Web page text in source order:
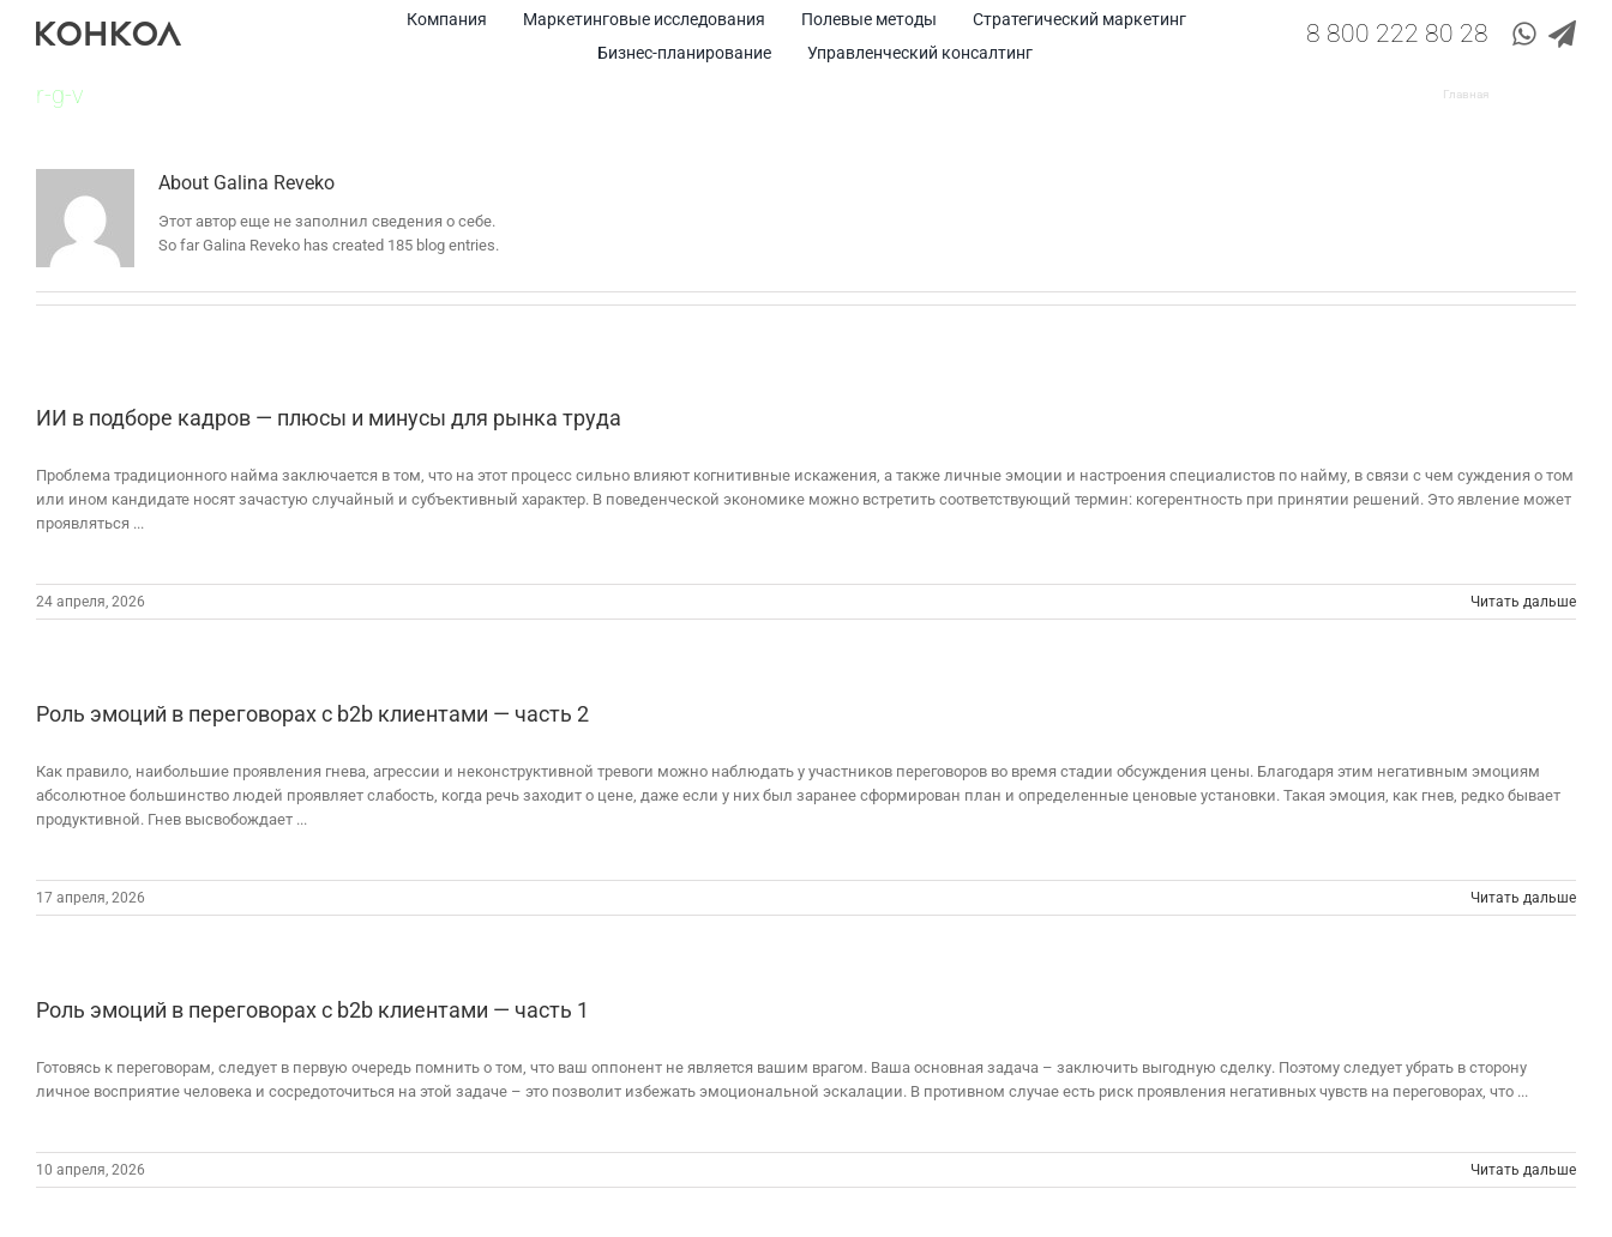
Компания Маркетинговые исследования Полевые методы
Стратегический маркетинг
Бизнес-планирование
Управленческий консалтинг
8 800 222 80 28
r-g-v Главная
About Galina Reveko
Этот автор еще не заполнил сведения о себе.
So far Galina Reveko has created 185 blog entries.
ИИ в подборе кадров — плюсы и минусы для рынка труда
Проблема традиционного найма заключается в том, что на этот процесс сильно влияют когнитивные искажения, а также личные эмоции и настроения специалистов по найму, в связи с чем суждения о том
или ином кандидате носят зачастую случайный и субъективный характер. В поведенческой экономике можно встретить соответствующий термин: когерентность при принятии решений. Это явление может
проявляться ...
24 апреля, 2026 Читать дальше
Роль эмоций в переговорах с b2b клиентами — часть 2
Как правило, наибольшие проявления гнева, агрессии и неконструктивной тревоги можно наблюдать у участников переговоров во время стадии обсуждения цены. Благодаря этим негативным эмоциям
абсолютное большинство людей проявляет слабость, когда речь заходит о цене, даже если у них был заранее сформирован план и определенные ценовые установки. Такая эмоция, как гнев, редко бывает
продуктивной. Гнев высвобождает ...
17 апреля, 2026 Читать дальше
Роль эмоций в переговорах с b2b клиентами — часть 1
Готовясь к переговорам, следует в первую очередь помнить о том, что ваш оппонент не является вашим врагом. Ваша основная задача – заключить выгодную сделку. Поэтому следует убрать в сторону
личное восприятие человека и сосредоточиться на этой задаче – это позволит избежать эмоциональной эскалации. В противном случае есть риск проявления негативных чувств на переговорах, что ...
10 апреля, 2026 Читать дальше